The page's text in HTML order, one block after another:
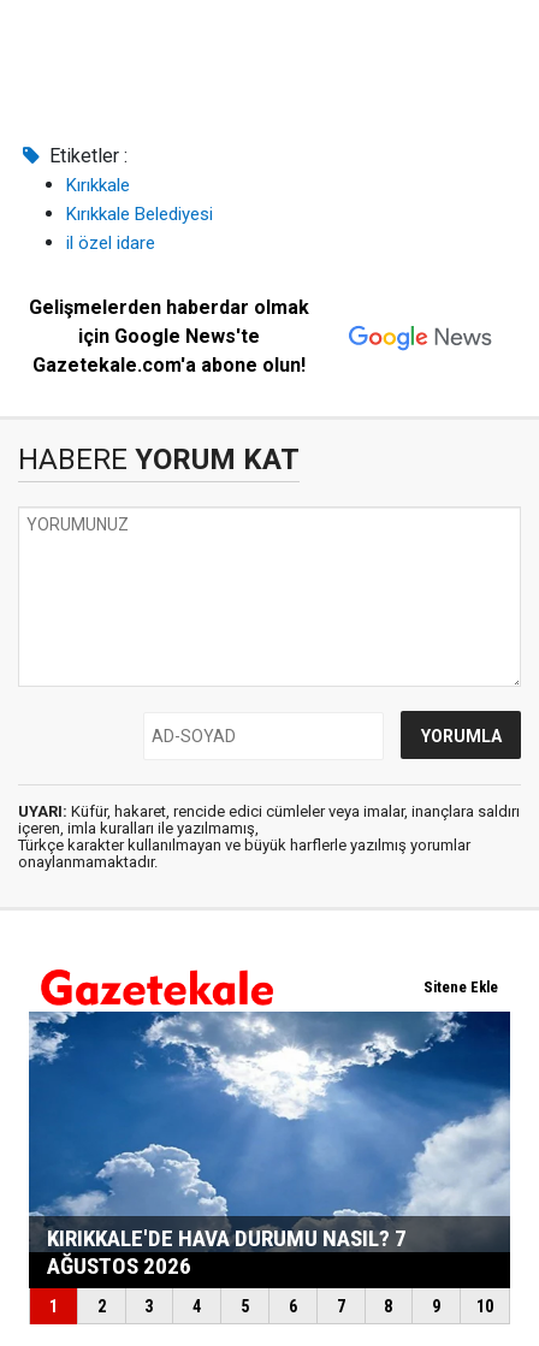
Etiketler :
Kırıkkale
Kırıkkale Belediyesi
il özel idare
Gelişmelerden haberdar olmak
için Google News'te
Gazetekale.com'a abone olun!
HABERE YORUM KAT
UYARI: Küfür, hakaret, rencide edici cümleler veya imalar, inançlara saldırı
içeren, imla kuralları ile yazılmamış,
Türkçe karakter kullanılmayan ve büyük harflerle yazılmış yorumlar
onaylanmamaktadır.